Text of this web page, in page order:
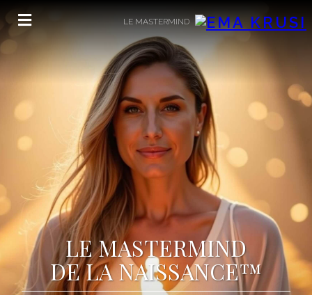
LE MASTERMIND
DE LA NAISSANCE™